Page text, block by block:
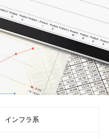
インフラ系